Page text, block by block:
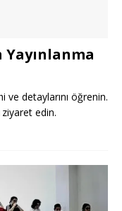
Yayınlanma
ve detaylarını öğrenin.
edin.